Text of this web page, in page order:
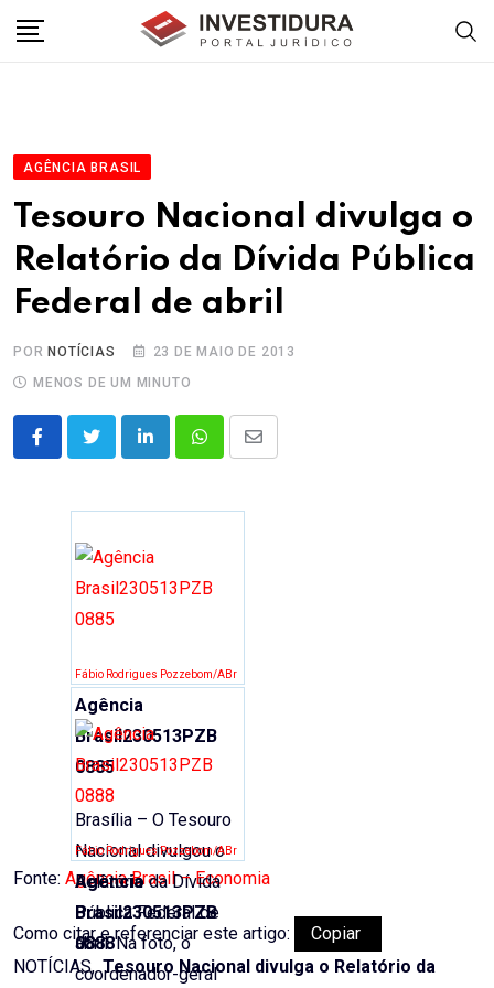
AGÊNCIA BRASIL
Tesouro Nacional divulga o
Relatório da Dívida Pública
Federal de abril
POR NOTÍCIAS
23 DE MAIO DE 2013
MENOS DE UM MINUTO
LinkedInWhatsappShare
Fábio Rodrigues Pozzebom/ABr
Agência
Brasil230513PZB
0885
Brasília – O Tesouro
Nacional divulgou o
Relatório da Dívida
Pública Federal de
abril. Na foto, o
coordenador-geral
Fábio Rodrigues Pozzebom/ABr
Agência
Brasil230513PZB
0888
Fonte: Agência Brasil – Economia
Como citar e referenciar este artigo:
Copiar
NOTÍCIAS,.Tesouro Nacional divulga o Relatório da